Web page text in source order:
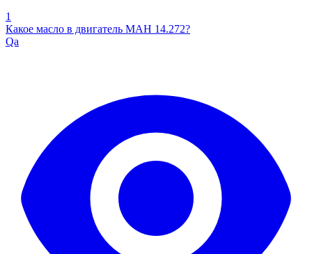
1
Какое масло в двигатель МАН 14.272?
Qa